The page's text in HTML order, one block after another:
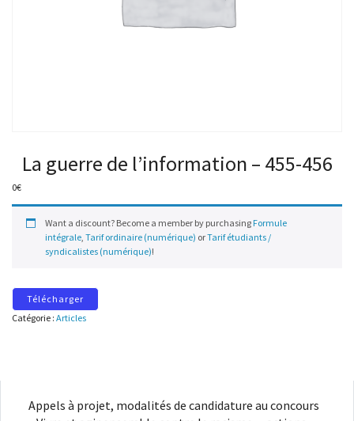
La guerre de l’information – 455-456
0€
Want a discount? Become a member by purchasing Formule
intégrale, Tarif ordinaire (numérique) orTarif étudiants /
syndicalistes (numérique)!
Télécharger
Catégorie : Articles
Appels à projet, modalités de candidature au concours